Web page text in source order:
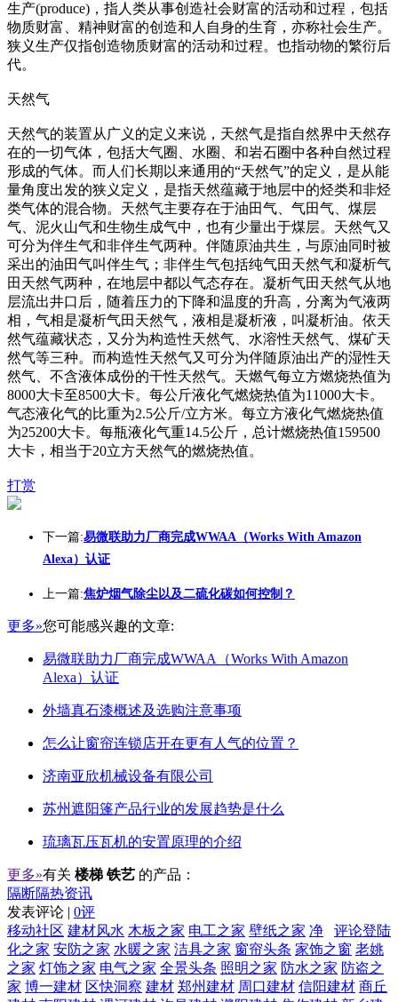
生产(produce)，指人类从事创造社会财富的活动和过程，包括
物质财富、精神财富的创造和人自身的生育，亦称社会生产。
狭义生产仅指创造物质财富的活动和过程。也指动物的繁衍后
代。
天然气
天然气的装置从广义的定义来说，天然气是指自然界中天然存
在的一切气体，包括大气圈、水圈、和岩石圈中各种自然过程
形成的气体。而人们长期以来通用的“天然气”的定义，是从能
量角度出发的狭义定义，是指天然蕴藏于地层中的烃类和非烃
类气体的混合物。天然气主要存在于油田气、气田气、煤层
气、泥火山气和生物生成气中，也有少量出于煤层。天然气又
可分为伴生气和非伴生气两种。伴随原油共生，与原油同时被
采出的油田气叫伴生气；非伴生气包括纯气田天然气和凝析气
田天然气两种，在地层中都以气态存在。凝析气田天然气从地
层流出井口后，随着压力的下降和温度的升高，分离为气液两
相，气相是凝析气田天然气，液相是凝析液，叫凝析油。依天
然气蕴藏状态，又分为构造性天然气、水溶性天然气、煤矿天
然气等三种。而构造性天然气又可分为伴随原油出产的湿性天
然气、不含液体成份的干性天然气。天燃气每立方燃烧热值为
8000大卡至8500大卡。每公斤液化气燃烧热值为11000大卡。
气态液化气的比重为2.5公斤/立方米。每立方液化气燃烧热值
为25200大卡。每瓶液化气重14.5公斤，总计燃烧热值159500
大卡，相当于20立方天然气的燃烧热值。
打赏
下一篇:易微联助力厂商完成WWAA（Works With Amazon
Alexa）认证
上一篇:焦炉烟气除尘以及二硫化碳如何控制？
更多»您可能感兴趣的文章:
易微联助力厂商完成WWAA（Works With Amazon
Alexa）认证
外墙真石漆概述及选购注意事项
怎么让窗帘连锁店开在更有人气的位置？
济南亚欣机械设备有限公司
苏州遮阳篷产品行业的发展趋势是什么
琉璃瓦压瓦机的安置原理的介绍
更多»有关 楼梯 铁艺 的产品：
隔断隔热资讯
发表评论 | 0评
评论登陆
移动社区 建材风水 木板之家 电工之家 壁纸之家 净
化之家 安防之家 水暖之家 洁具之家 窗帘头条 家饰之窗 老姚
之家 灯饰之家 电气之家 全景头条 照明之家 防水之家 防盗之
家 博一建材 区快洞察 建材 郑州建材 周口建材 信阳建材 商丘